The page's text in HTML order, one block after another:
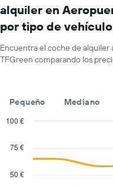
precio
medio
de
alquiler
de
día
1
eje
y
muestra
de
El
tiene
eje
alquiler en
por tipo de vehículo
Encuentra el coche de
TFGreen comparando los
Pequeño Mediano
with
data
series.
50 €
75 €
100 €